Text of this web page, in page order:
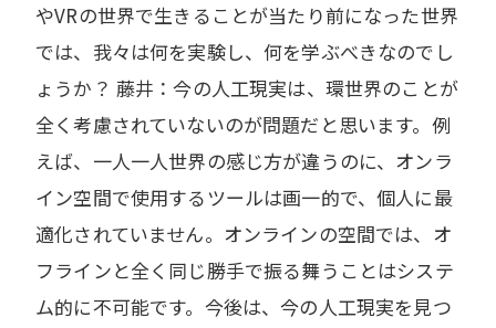
やVRの世界で生きることが当たり前になった世界
では、我々は何を実験し、何を学ぶべきなのでし
ょうか？ 藤井：今の人工現実は、環世界のことが
全く考慮されていないのが問題だと思います。例
えば、一人一人世界の感じ方が違うのに、オンラ
イン空間で使用するツールは画一的で、個人に最
適化されていません。オンラインの空間では、オ
フラインと全く同じ勝手で振る舞うことはシステ
ム的に不可能です。今後は、今の人工現実を見つ